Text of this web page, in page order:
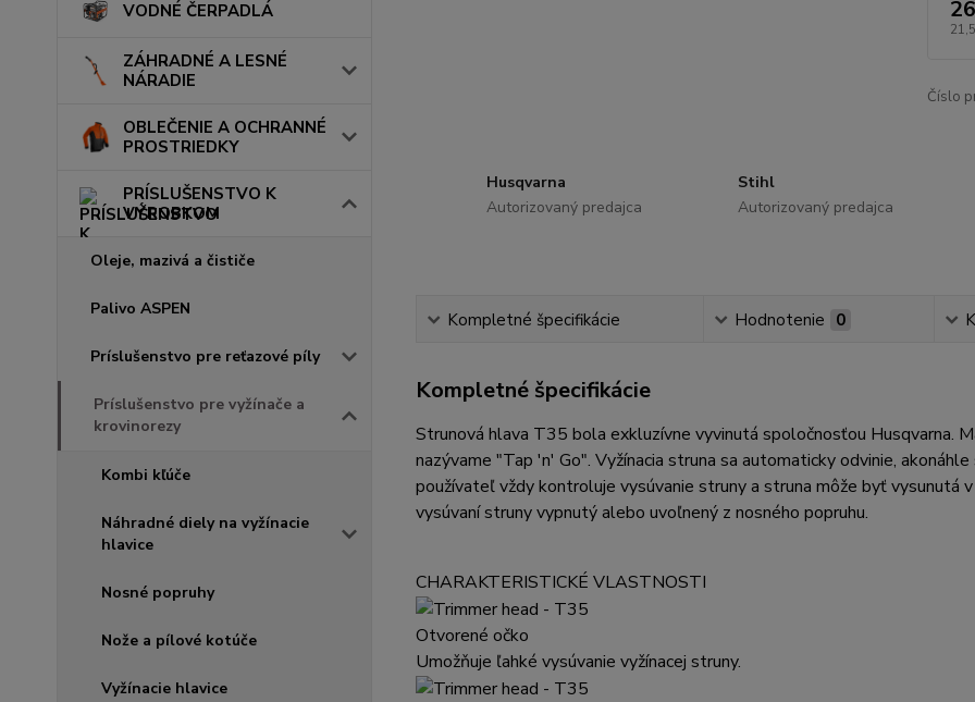
VODNÉ ČERPADLÁ
ZÁHRADNÉ A LESNÉ
NÁRADIE
OBLEČENIE A OCHRANNÉ
PROSTRIEDKY
PRÍSLUŠENSTVO K
VÝROBKOM
Oleje, mazivá a čističe
Palivo ASPEN
Príslušenstvo pre reťazové píly
Príslušenstvo pre vyžínače a
krovinorezy
Kombi kľúče
Náhradné diely na vyžínacie
hlavice
Nosné popruhy
Nože a pílové kotúče
Vyžínacie hlavice
Číslo
Husqvarna
Autorizovaný predajca
Stihl
Autorizovaný predajca
Kompletné špecifikácie Hodnotenie 0
Kompletné špecifikácie
Strunová hlava T35 bola exkluzívne vyvinutá spoločnosťou Husqvarna.
nazývame "Tap 'n' Go". Vyžínacia struna sa automaticky odvinie,
používateľ vždy kontroluje vysúvanie struny a struna môže byť vysunutá
vysúvaní struny vypnutý alebo uvoľnený z nosného popruhu.
CHARAKTERISTICKÉ VLASTNOSTI
Otvorené očko
Umožňuje ľahké vysúvanie vyžínacej struny.